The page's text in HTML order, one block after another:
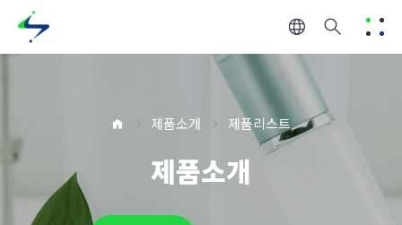
제품소개 제품리스트
제품소개